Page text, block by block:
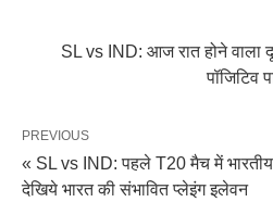
SL vs IND: आज रात होने वाला
पॉजिटिव
PREVIOUS
« SL vs IND: पहले T20 मैच में भारतीय
देखिये भारत की संभावित प्लेइंग इलेवन